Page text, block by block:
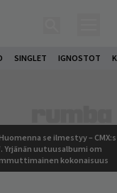
SINGLET IGNOSTOT
se ilmestyy –
Yrjänän uutuusalbumi om
kokonaisuus